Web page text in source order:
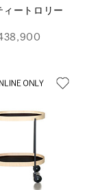
ートロリー